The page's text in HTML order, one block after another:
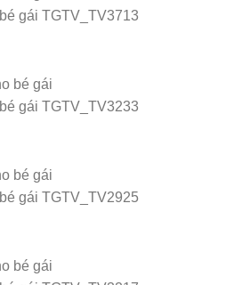
gái TGTV_TV3713
gái TGTV_TV3233
gái TGTV_TV2925